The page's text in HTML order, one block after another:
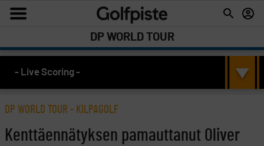
DP WORLD TOUR
- Live Scoring -
DP WORLD TOUR - KILPAGOLF
Kenttäennätyksen pamauttanut Oliver